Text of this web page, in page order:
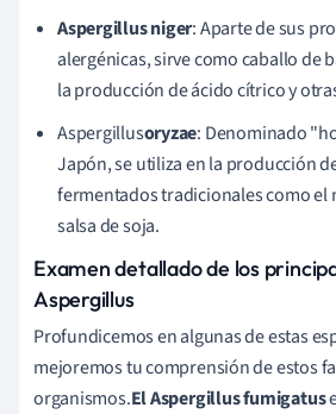
Aspergillus niger: Aparte de sus
alergénicas, sirve como caballo de
la producción de ácido cítrico y
Aspergillusoryzae: Denominado
Japón, se utiliza en la producción
fermentados tradicionales como el
salsa de soja.
Examen detallado de los
Aspergillus
Profundicemos en algunas de estas
mejoremos tu comprensión de estos
organismos.El Aspergillus fumigatus